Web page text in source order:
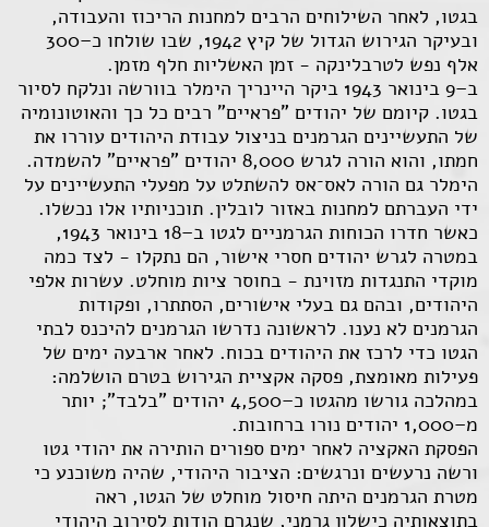
בגטו, לאחר השילוחים הרבים למחנות הריכוז והעבודה,
ובעיקר הגירוש הגדול של קיץ 1942, שבו שולחו כ–300
אלף נפש לטרבלינקה - זמן האשליות חלף מזמן.
ב–9 בינואר 1943 ביקר היינריך הימלר בוורשה ונלקח לסיור
בגטו. קיומם של יהודים "פראיים" רבים כל כך והאוטונומיה
של התעשיינים הגרמנים בניצול עבודת היהודים עוררו את
חמתו, והוא הורה לגרש 8,000 יהודים "פראיים" להשמדה.
הימלר גם הורה לאס־אס להשתלט על מפעלי התעשיינים על
ידי העברתם למחנות באזור לובלין. תוכניותיו אלו נכשלו.
כאשר חדרו הכוחות הגרמניים לגטו ב–18 בינואר 1943,
במטרה לגרש יהודים חסרי אישור, הם נתקלו - לצד כמה
מוקדי התנגדות מזוינת - בחוסר ציות מוחלט. עשרות אלפי
היהודים, ובהם גם בעלי אישורים, הסתתרו, ופקודות
הגרמנים לא נענו. לראשונה נדרשו הגרמנים להיכנס לבתי
הגטו כדי לרכז את היהודים בכוח. לאחר ארבעה ימים של
פעילות מאומצת, פסקה אקציית הגירוש בטרם הושלמה:
במהלכה גורשו מהגטו כ–4,500 יהודים "בלבד"; יותר
מ–1,000 יהודים נורו ברחובות.
הפסקת האקציה לאחר ימים ספורים הותירה את יהודי גטו
ורשה נרעשים ונרגשים: הציבור היהודי, שהיה משוכנע כי
מטרת הגרמנים היתה חיסול מוחלט של הגטו, ראה
בתוצאותיה כישלון גרמני, שנגרם הודות לסירוב היהודי